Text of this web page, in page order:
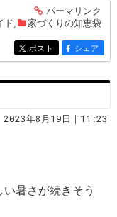
entry159
パーマリンク
ド, 家づくりの知恵袋
entry159
ポスト entry159
シェア
2023年8月19日｜11:23
暑さが続きそう